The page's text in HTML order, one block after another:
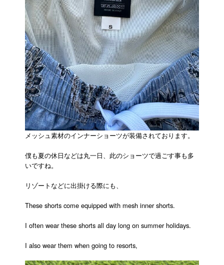
メッシュ素材のインナーショーツが装備されております。
僕も夏の休日などは丸一日、此のショーツで過ごす事も多
いですね。
リゾートなどに出掛ける際にも、
These shorts come equipped with mesh inner shorts.
I often wear these shorts all day long on summer holidays.
I also wear them when going to resorts,